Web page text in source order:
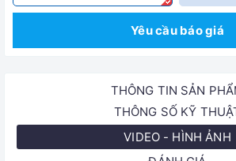
Yêu cầu báo giá
THÔNG TIN SẢN
THÔNG SỐ KỸ
VIDEO - HÌNH ẢNH